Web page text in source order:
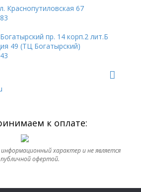
Краснопутиловская 67
пр. 14 корп.2 лит.Б
49 (ТЦ Богатырский)
к оплате:
характер и не является
публичной офертой.